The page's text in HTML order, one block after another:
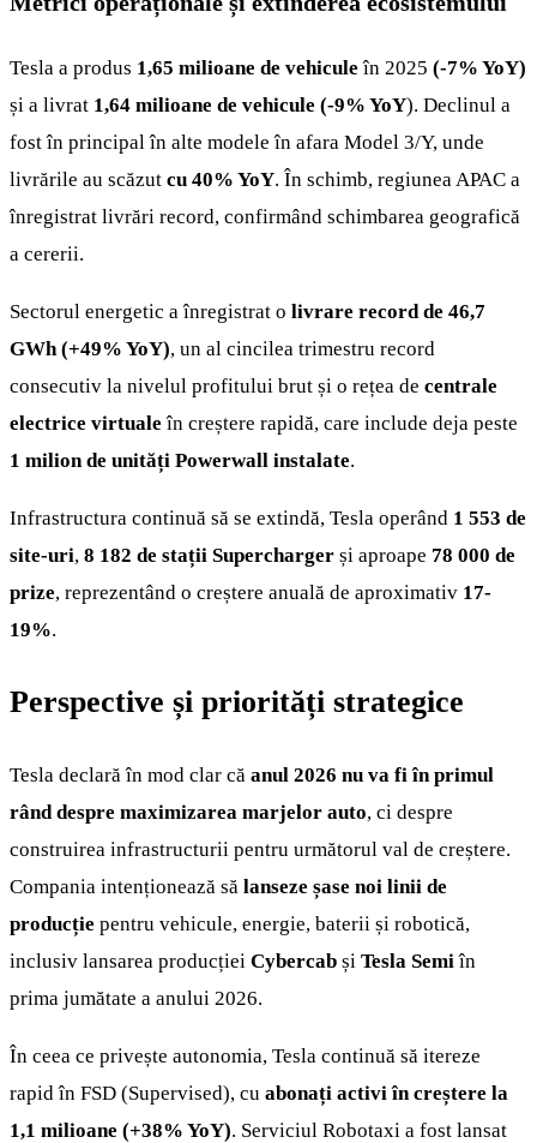
Tesla a produs 1,65 milioane de vehicule în 2025 (-7% YoY)
și a livrat 1,64 milioane de vehicule (-9% YoY). Declinul a
fost în principal în alte modele în afara Model 3/Y, unde
livrările au scăzut cu 40% YoY. În schimb, regiunea APAC a
înregistrat livrări record, confirmând schimbarea geografică
a cererii.
Sectorul energetic a înregistrat o livrare record de 46,7
GWh (+49% YoY), un al cincilea trimestru record
consecutiv la nivelul profitului brut și o rețea de centrale
electrice virtuale în creștere rapidă, care include deja peste
1 milion de unități Powerwall instalate.
Infrastructura continuă să se extindă, Tesla operând 1 553 de
site-uri, 8 182 de stații Supercharger și aproape 78 000 de
prize, reprezentând o creștere anuală de aproximativ 17-
19%.
Perspective și priorități strategice
Tesla declară în mod clar că anul 2026 nu va fi în primul
rând despre maximizarea marjelor auto, ci despre
construirea infrastructurii pentru următorul val de creștere.
Compania intenționează să lanseze șase noi linii de
producție pentru vehicule, energie, baterii și robotică,
inclusiv lansarea producției Cybercab și Tesla Semi în
prima jumătate a anului 2026.
În ceea ce privește autonomia, Tesla continuă să itereze
rapid în FSD (Supervised), cu abonați activi în creștere la
1,1 milioane (+38% YoY). Serviciul Robotaxi a fost lansat